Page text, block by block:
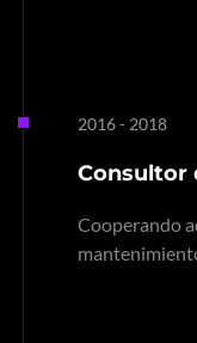
2016 - 2018
Consultor
Cooperando